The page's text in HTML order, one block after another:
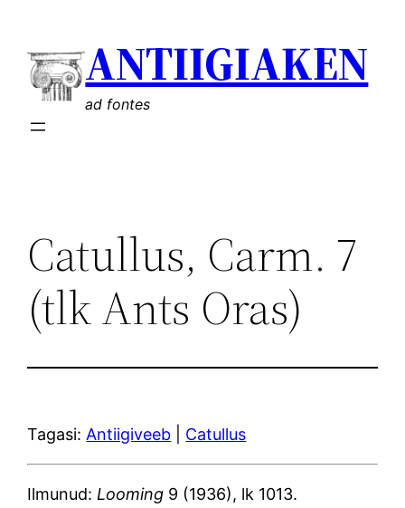
sisu
juurde
ANTIIGIAKEN
ad fontes
Catullus, Carm. 7
(tlk Ants Oras)
Tagasi: Antiigiveeb Catullus
Ilmunud: Looming 9 (1936), lk 1013.